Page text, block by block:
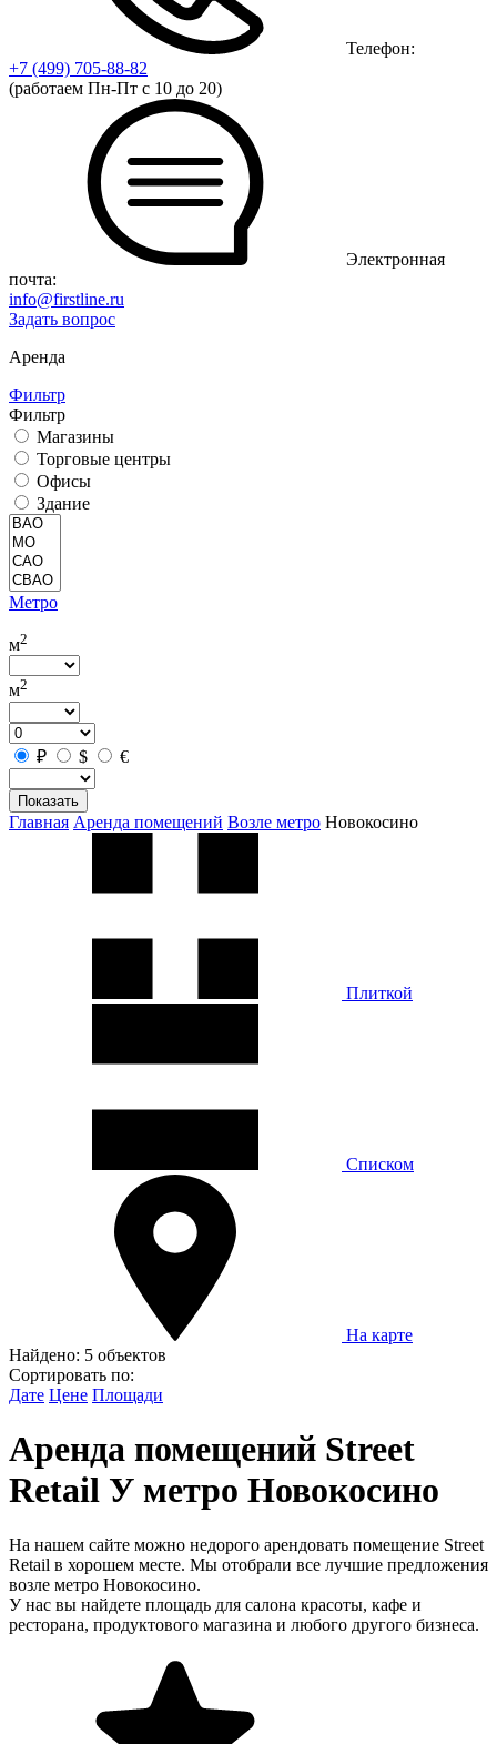
Телефон:
+7 (499) 705-88-82
(работаем Пн-Пт с 10 до 20)
Электронная
почта:
info@firstline.ru
Задать вопрос
Аренда
Фильтр
Фильтр
Магазины
Торговые центры
Офисы
Здание
Метро
м2
м2
₽ $ €
Показать
Главная Аренда помещений Возле метро Новокосино
Плиткой
Списком
На карте
Найдено: 5 объектов
Сортировать по:
Дате Цене Площади
Аренда помещений Street
Retail У метро Новокосино
На нашем сайте можно недорого арендовать помещение Street
Retail в хорошем месте. Мы отобрали все лучшие предложения
возле метро Новокосино.
У нас вы найдете площадь для салона красоты, кафе и
ресторана, продуктового магазина и любого другого бизнеса.